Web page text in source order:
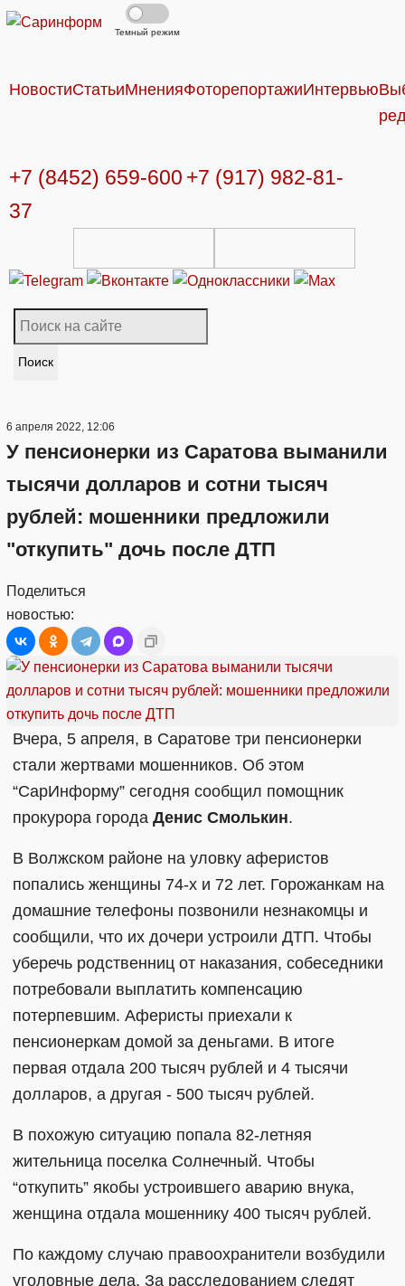
Темный режим
НовостиСтатьиМненияФоторепортажиИнтервью
+7 (8452) 659-600 +7 (917) 982-81-
37
Поиск
6 апреля 2022, 12:06
У пенсионерки из Саратова выманили
тысячи долларов и сотни тысяч
рублей: мошенники предложили
"откупить" дочь после ДТП
Поделиться
новостью:
Вчера, 5 апреля, в Саратове три пенсионерки
стали жертвами мошенников. Об этом
“СарИнформу” сегодня сообщил помощник
прокурора города Денис Смолькин.
В Волжском районе на уловку аферистов
попались женщины 74-х и 72 лет. Горожанкам на
домашние телефоны позвонили незнакомцы и
сообщили, что их дочери устроили ДТП. Чтобы
уберечь родственниц от наказания, собеседники
потребовали выплатить компенсацию
потерпевшим. Аферисты приехали к
пенсионеркам домой за деньгами. В итоге
первая отдала 200 тысяч рублей и 4 тысячи
долларов, а другая - 500 тысяч рублей.
В похожую ситуацию попала 82-летняя
жительница поселка Солнечный. Чтобы
“откупить” якобы устроившего аварию внука,
женщина отдала мошеннику 400 тысяч рублей.
По каждому случаю правоохранители возбудили
уголовные дела. За расследованием следят